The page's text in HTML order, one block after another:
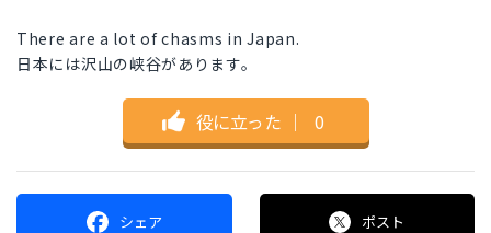
There are a lot of chasms in Japan.
日本には沢山の峡谷があります。
役に立った ｜ 0
シェア ポスト